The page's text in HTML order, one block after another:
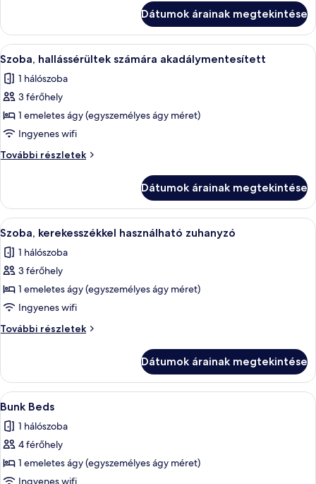
Bunk
további
részletei
Dátumok árainak megtekintése
A
következő
szoba
összes
képének
megtekintése:
Szoba,
hallássérültek
akadálymentesített
Egy kis méretű hálószoba emeletes
7
Szoba, hallássérültek számára akadálymentesített
1 hálószoba
3 férőhely
1 emeletes ágy (egyszemélyes ágy méret)
Ingyenes wifi
További részletek
Szoba,
további
részletei
Dátumok árainak megtekintése
A
következő
szoba
összes
képének
megtekintése:
Szoba,
kerekesszékkel
zuhanyzó
Egy kis méretű hálószoba emeletes
7
Szoba, kerekesszékkel használható zuhanyzó
1 hálószoba
3 férőhely
1 emeletes ágy (egyszemélyes ágy méret)
Ingyenes wifi
További részletek
Szoba,
további
részletei
Dátumok árainak megtekintése
A
következő
szoba
összes
képének
megtekintése:
Egy emeletes ággyal felszerelt
5
Bunk Beds
1 hálószoba
4 férőhely
1 emeletes ágy (egyszemélyes ágy méret)
Ingyenes wifi